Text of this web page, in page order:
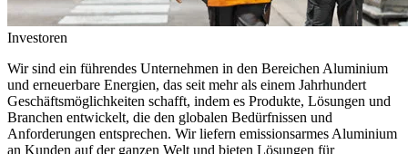
Investoren
Wir sind ein führendes Unternehmen in den Bereichen Aluminium
und erneuerbare Energien, das seit mehr als einem Jahrhundert
Geschäftsmöglichkeiten schafft, indem es Produkte, Lösungen und
Branchen entwickelt, die den globalen Bedürfnissen und
Anforderungen entsprechen. Wir liefern emissionsarmes Aluminium
an Kunden auf der ganzen Welt und bieten Lösungen für